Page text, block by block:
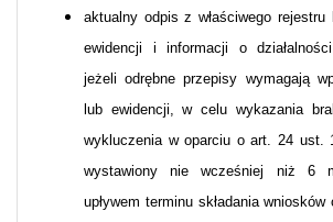
aktualny odpis z właściwego rejestru
ewidencji i informacji o działalności
jeżeli odrębne przepisy wymagają
lub ewidencji, w celu wykazania
wykluczenia w oparciu o art. 24 ust.
wystawiony nie wcześniej niż 6
upływem terminu składania